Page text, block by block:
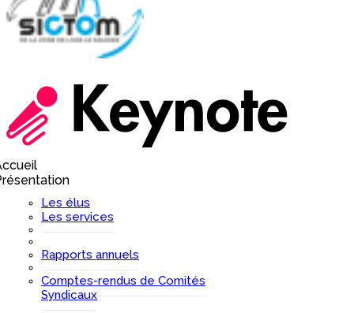
Les élus
Les services
Rapports annuels
Comptes-rendus de Comités
Syndicaux